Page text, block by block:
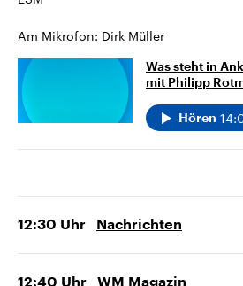
Am Mikrofon: Dirk Müller
Was steht in
mit Philipp
Hören
12:30 Uhr Nachrichten
12:40 Uhr WM Magazin